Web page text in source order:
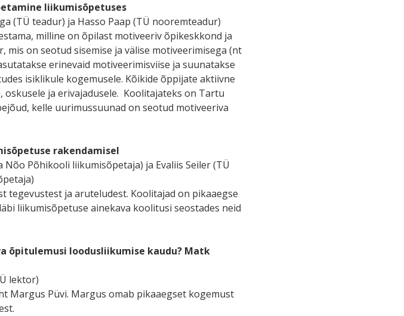
liikumisõpetuses
(TÜ teadur) ja Hasso Paap (TÜ nooremteadur)
milline on õpilast motiveeriv õpikeskkond ja
on seotud sisemise ja välise motiveerimisega (nt
erinevaid motiveerimisviise ja suunatakse
isiklikule kogemusele. Kõikide õppijate aktiivne
ja erivajadusele. Koolitajateks on Tartu
kelle uurimussuunad on seotud motiveeriva
rakendamisel
Põhikooli liikumisõpetaja) ja Evaliis Seiler (TÜ
ja aruteludest. Koolitajad on pikaaegse
liikumisõpetuse ainekava koolitusi seostades neid
õpitulemusi loodusliikumise kaudu? Matk
lektor)
Margus Püvi. Margus omab pikaaegset kogemust